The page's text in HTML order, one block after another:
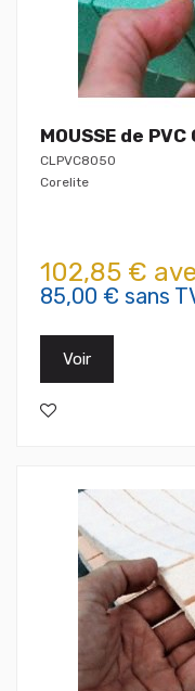
MOUSSE de
CLPVC8050
Corelite
102,85 €
85,00 € sans
Voir